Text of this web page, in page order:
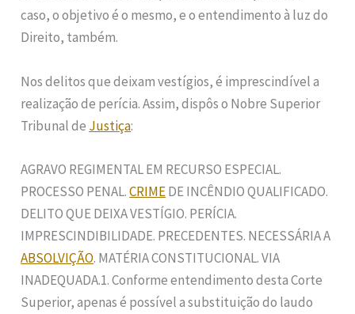
caso, o objetivo é o mesmo, e o entendimento à luz do
Direito, também.
Nos delitos que deixam vestígios, é imprescindível a
realização de perícia. Assim, dispôs o Nobre Superior
Tribunal de Justiça:
AGRAVO REGIMENTAL EM RECURSO ESPECIAL.
PROCESSO PENAL.CRIMEDE INCÊNDIO QUALIFICADO.
DELITO QUE DEIXA VESTÍGIO. PERÍCIA.
IMPRESCINDIBILIDADE. PRECEDENTES. NECESSÁRIA A
ABSOLVIÇÃO. MATÉRIA CONSTITUCIONAL. VIA
INADEQUADA.1. Conforme entendimento desta Corte
Superior, apenas é possível a substituição do laudo